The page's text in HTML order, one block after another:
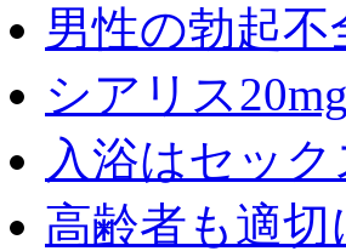
男性の勃起
シアリス
入浴はセッ
高齢者も適